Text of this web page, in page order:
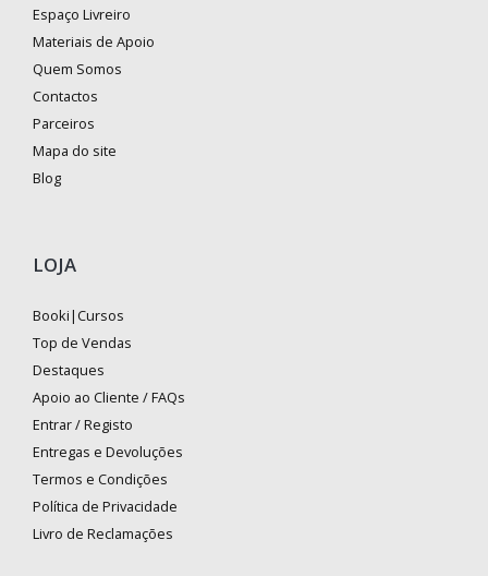
Espaço Livreiro
Materiais de Apoio
Quem Somos
Contactos
Parceiros
Mapa do site
Blog
LOJA
Booki|Cursos
Top de Vendas
Destaques
Apoio ao Cliente / FAQs
Entrar / Registo
Entregas e Devoluções
Termos e Condições
Política de Privacidade
Livro de Reclamações